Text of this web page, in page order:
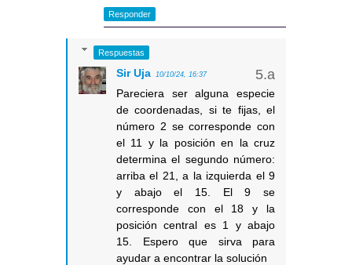
Responder
Respuestas
Sir Uja 10/10/24, 16:37
Pareciera ser alguna especie
de coordenadas, si te fijas, el
número 2 se corresponde con
el 11 y la posición en la cruz
determina el segundo número:
arriba el 21, a la izquierda el 9
y abajo el 15. El 9 se
corresponde con el 18 y la
posición central es 1 y abajo
15. Espero que sirva para
ayudar a encontrar la solución